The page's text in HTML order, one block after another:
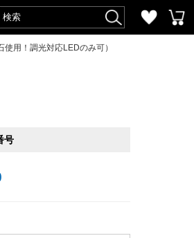
用！調光対応LEDのみ可）
号